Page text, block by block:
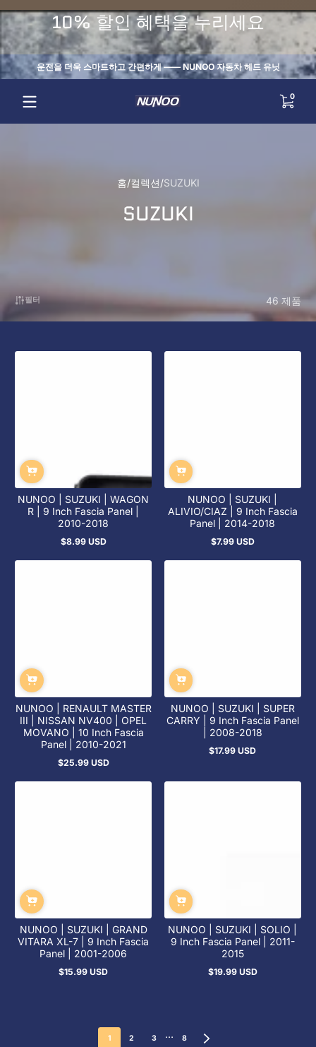
내용으로 건너뛰기10% 할인 혜택을 누리세요
운전을 더욱 스마트하고 간편하게 —— NUNOO 자동차 헤드 유닛
00 개
홈 컬렉션 SUZUKI
SUZUKI
필터 46 제품
NUNOO | SUZUKI | WAGON
R | 9 Inch Fascia Panel |
2010-2018
정
상
$8.99 USD
NUNOO | SUZUKI |
ALIVIO/CIAZ | 9 Inch Fascia
Panel | 2014-2018
정
상
$7.99 USD
NUNOO | RENAULT MASTER
III | NISSAN NV400 | OPEL
MOVANO | 10 Inch Fascia
Panel | 2010-2021
정
상
$25.99 USD
NUNOO | SUZUKI | SUPER
CARRY | 9 Inch Fascia Panel
| 2008-2018
정
가
$17.99 USD
NUNOO | SUZUKI | GRAND
VITARA XL-7 | 9 Inch Fascia
Panel | 2001-2006
정
$15.99 USD
NUNOO | SUZUKI | SOLIO |
9 Inch Fascia Panel | 2011-
2015
정
$19.99 USD
1 2 3 … 8